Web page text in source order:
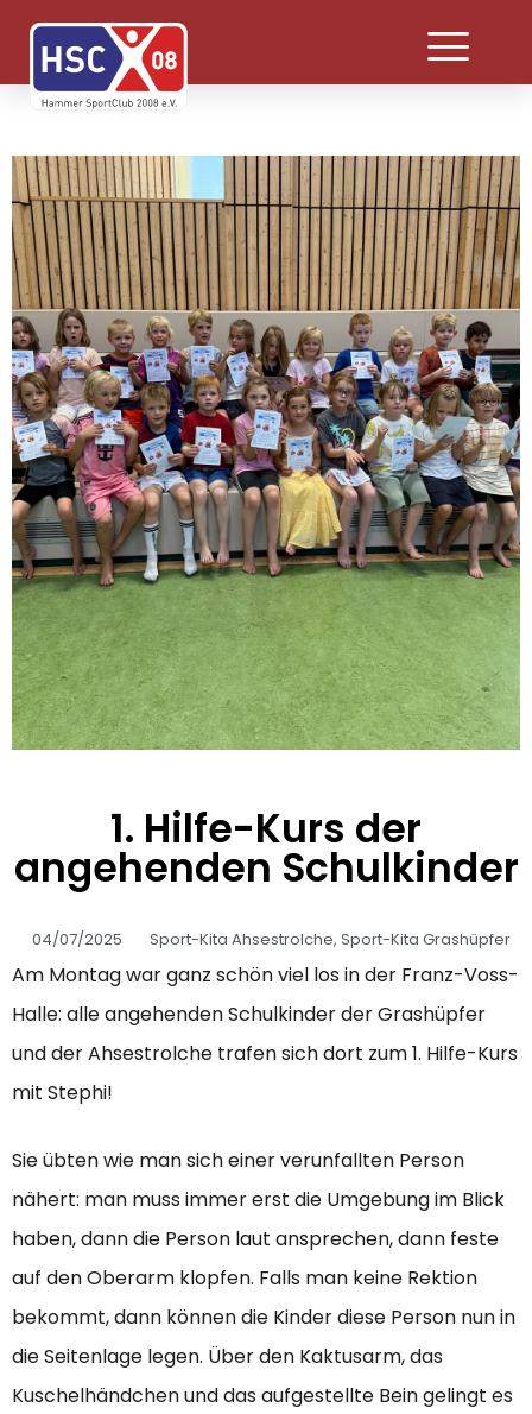
1. Hilfe-Kurs der
angehenden Schulkinder
04/07/2025 Sport-Kita Ahsestrolche, Sport-Kita Grashüpfer
Am Montag war ganz schön viel los in der Franz-Voss-
Halle: alle angehenden Schulkinder der Grashüpfer
und der Ahsestrolche trafen sich dort zum 1. Hilfe-Kurs
mit Stephi!
Sie übten wie man sich einer verunfallten Person
nähert: man muss immer erst die Umgebung im Blick
haben, dann die Person laut ansprechen, dann feste
auf den Oberarm klopfen. Falls man keine Rektion
bekommt, dann können die Kinder diese Person nun in
die Seitenlage legen. Über den Kaktusarm, das
Kuschelhändchen und das aufgestellte Bein gelingt es